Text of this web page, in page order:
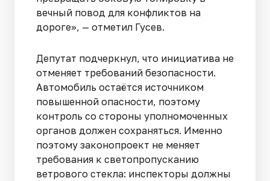
вечный повод для конфликтов на
дороге», — отметил Гусев.
Депутат подчеркнул, что инициатива не
отменяет требований безопасности.
Автомобиль остаётся источником
повышенной опасности, поэтому
контроль со стороны уполномоченных
органов должен сохраняться. Именно
поэтому законопроект не меняет
требования к светопропусканию
ветрового стекла: инспекторы должны